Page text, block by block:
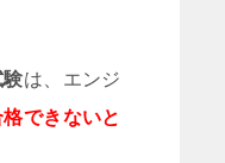
は、エンジ
できないと